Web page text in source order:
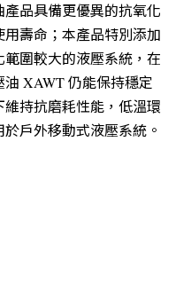
品具備更優異的抗氧化
壽命；本產品特別添加
圍較大的液壓系統，在
XAWT 仍能保持穩定
持抗磨耗性能，低溫環
戶外移動式液壓系統。